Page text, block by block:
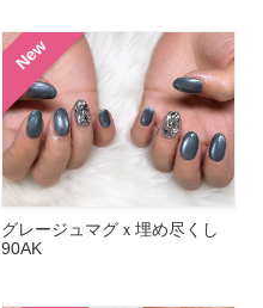
New
グレージュマグｘ埋め尽くし
90AK